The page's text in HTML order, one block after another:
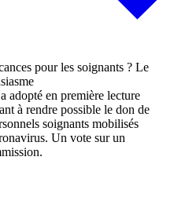
adopté en première lecture
à rendre possible le don de
soignants mobilisés
Un vote sur un